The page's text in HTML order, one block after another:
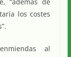
los costes
al